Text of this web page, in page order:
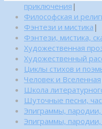
приключения |
Философская и
Фэнтези и мистика |
Фэнтези, мистика,
Художественная
Художественный
Циклы стихов и
Человек и Вселенная
Школа
Шуточные песни,
Эпиграммы, пародии,
Эпиграммы,